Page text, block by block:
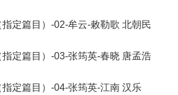
定篇目）-02-牟云-敕勒歌 北朝民
定篇目）-03-张筠英-春晓 唐孟浩
定篇目）-04-张筠英-江南 汉乐